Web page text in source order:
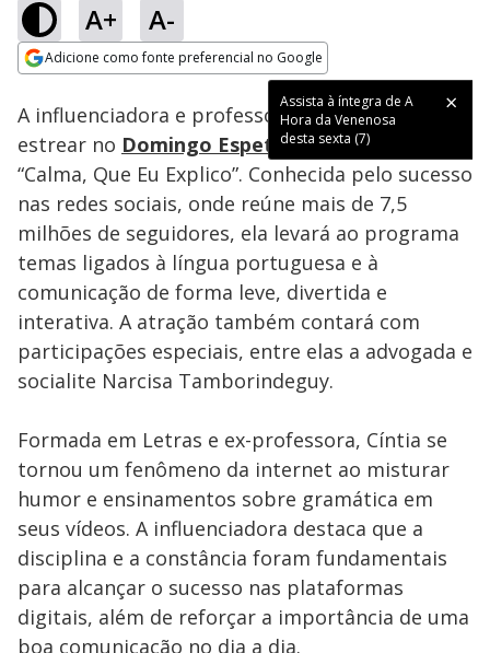
A+ A-
Adicione como fonte preferencial no Google
Assista à íntegra de A
Hora da Venenosa
desta sexta (7)
Ativar
Loaded
18.16%
A influenciadora e professora Cíntia Chagas vai
estrear no Domingo Espetacularcom o quadro
“Calma, Que Eu Explico”. Conhecida pelo sucesso
nas redes sociais, onde reúne mais de 7,5
milhões de seguidores, ela levará ao programa
temas ligados à língua portuguesa e à
comunicação de forma leve, divertida e
interativa. A atração também contará com
participações especiais, entre elas a advogada e
socialite Narcisa Tamborindeguy.
Formada em Letras e ex-professora, Cíntia se
tornou um fenômeno da internet ao misturar
humor e ensinamentos sobre gramática em
seus vídeos. A influenciadora destaca que a
disciplina e a constância foram fundamentais
para alcançar o sucesso nas plataformas
digitais, além de reforçar a importância de uma
boa comunicação no dia a dia.